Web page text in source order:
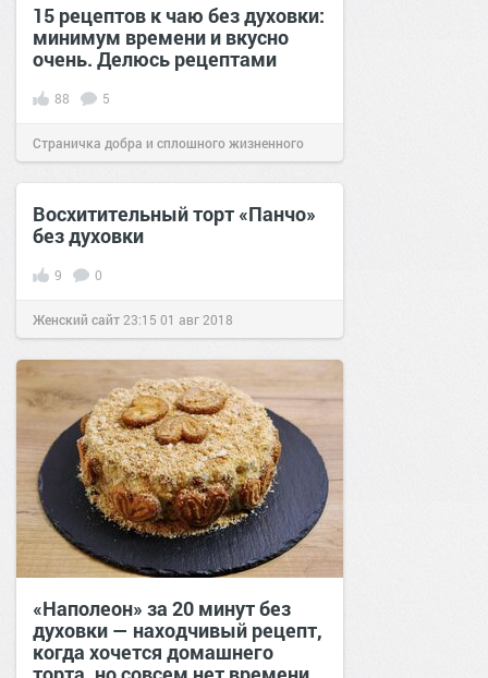
15 рецептов к чаю без духовки:
минимум времени и вкусно
очень. Делюсь рецептами
88 5
Страничка добра и сплошного жизненного
позитива! 15:01 20 фев 2021
Восхитительный торт «Панчо»
без духовки
9 0
Женский сайт 23:15 01 авг 2018
«Наполеон» за 20 минут без
духовки — находчивый рецепт,
когда хочется домашнего